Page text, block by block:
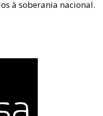
à soberania nacional.